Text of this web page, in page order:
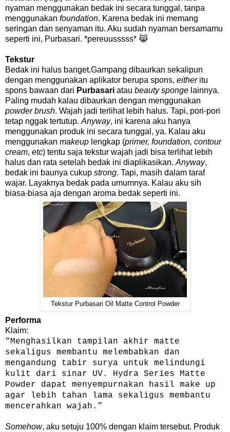
nyaman menggunakan bedak ini secara tunggal, tanpa
menggunakan foundation. Karena bedak ini memang
seringan dan senyaman itu. Aku sudah nyaman bersamamu
seperti ini, Purbasari. *pereuusssss* 😹
Tekstur
Bedak ini halus banget.Gampang dibaurkan sekalipun
dengan menggunakan aplikator berupa spons, either itu
spons bawaan dari Purbasari atau beauty sponge lainnya.
Paling mudah kalau dibaurkan dengan menggunakan
powder brush. Wajah jadi terlihat lebih halus. Tapi, pori-pori
tetap nggak tertutup.Anyway, ini karena aku hanya
menggunakan produk ini secara tunggal, ya. Kalau aku
menggunakan makeup lengkap (primer, foundation, contour
cream, etc) tentu saja tekstur wajah jadi bisa terlihat lebih
halus dan rata setelah bedak ini diaplikasikan.Anyway,
bedak ini baunya cukup strong. Tapi, masih dalam taraf
wajar. Layaknya bedak pada umumnya. Kalau aku sih
biasa-biasa aja dengan aroma bedak seperti ini.
Tekstur Purbasari Oil Matte Control Powder
Performa
Klaim:
“Menghasilkan tampilan akhir matte
sekaligus membantu melembabkan dan
mengandung tabir surya untuk melindungi
kulit dari sinar UV. Hydra Series Matte
Powder dapat menyempurnakan hasil make up
agar lebih tahan lama sekaligus membantu
mencerahkan wajah.”
Somehow, aku setuju 100% dengan klaim tersebut. Produk